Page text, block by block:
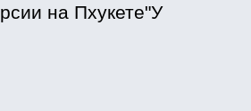
на Пхукете"У